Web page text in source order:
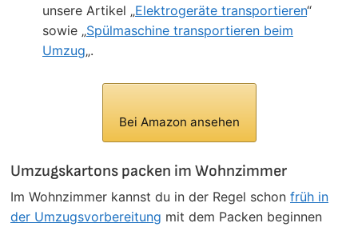
unsere Artikel „Elektrogeräte transportieren“
sowie „Spülmaschine transportieren beim
Umzug„.
Bei Amazon ansehen
Umzugskartons packen im Wohnzimmer
Im Wohnzimmer kannst du in der Regel schon früh in
der Umzugsvorbereitung mit dem Packen beginnen